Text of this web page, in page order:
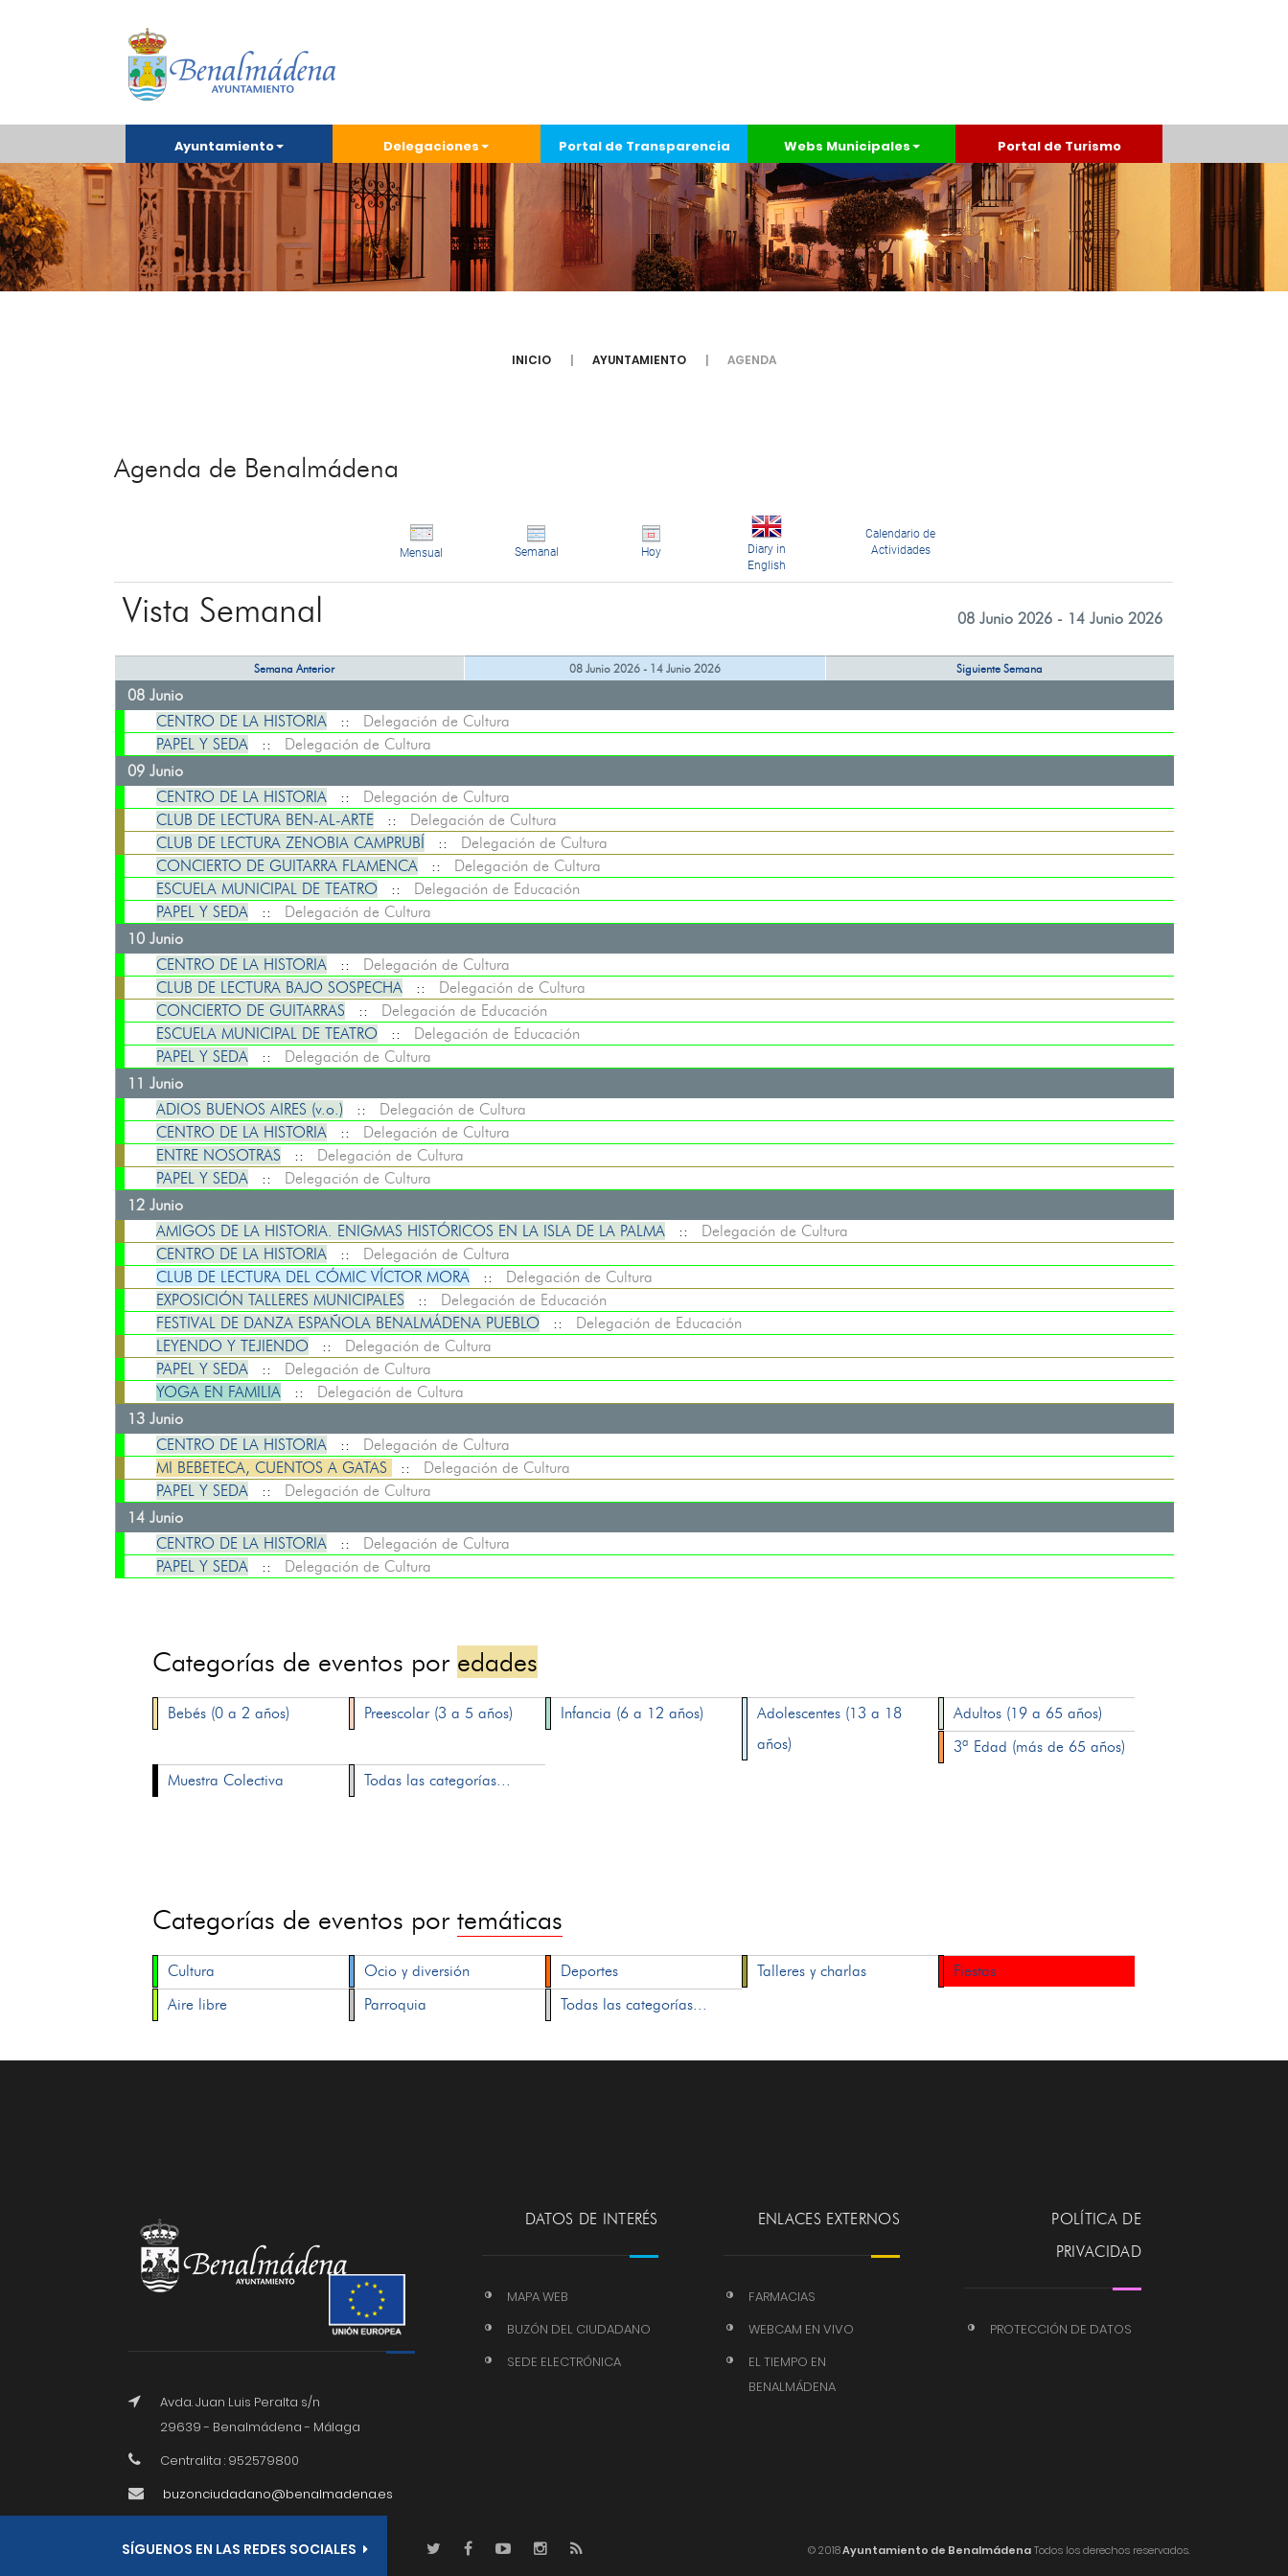
Ayuntamiento Delegaciones Portal de Transparencia Webs Municipales Portal de Turismo
INICIO AYUNTAMIENTO AGENDA
Agenda de Benalmádena
Mensual Semanal Hoy
Diary in
English
Calendario de
Actividades
Vista Semanal 08 Junio 2026 - 14 Junio 2026
Semana Anterior 08 Junio 2026 - 14 Junio 2026 Siguiente Semana
08 Junio
CENTRO DE LA HISTORIA:: Delegación de Cultura
PAPEL Y SEDA:: Delegación de Cultura
09 Junio
CENTRO DE LA HISTORIA:: Delegación de Cultura
CLUB DE LECTURA BEN-AL-ARTE :: Delegación de Cultura
CLUB DE LECTURA ZENOBIA CAMPRUBÍ :: Delegación de Cultura
CONCIERTO DE GUITARRA FLAMENCA:: Delegación de Cultura
ESCUELA MUNICIPAL DE TEATRO :: Delegación de Educación
PAPEL Y SEDA:: Delegación de Cultura
10 Junio
CENTRO DE LA HISTORIA:: Delegación de Cultura
CLUB DE LECTURA BAJO SOSPECHA:: Delegación de Cultura
CONCIERTO DE GUITARRAS :: Delegación de Educación
ESCUELA MUNICIPAL DE TEATRO :: Delegación de Educación
PAPEL Y SEDA:: Delegación de Cultura
11 Junio
ADIOS BUENOS AIRES (v.o.) :: Delegación de Cultura
CENTRO DE LA HISTORIA:: Delegación de Cultura
ENTRE NOSOTRAS :: Delegación de Cultura
PAPEL Y SEDA:: Delegación de Cultura
12 Junio
AMIGOS DE LA HISTORIA. ENIGMAS HISTÓRICOS EN LA ISLA DE LA PALMA:: Delegación de Cultura
CENTRO DE LA HISTORIA:: Delegación de Cultura
CLUB DE LECTURA DEL CÓMIC VÍCTOR MORA:: Delegación de Cultura
EXPOSICIÓN TALLERES MUNICIPALES :: Delegación de Educación
FESTIVAL DE DANZA ESPAÑOLA BENALMÁDENA PUEBLO :: Delegación de Educación
LEYENDO Y TEJIENDO :: Delegación de Cultura
PAPEL Y SEDA:: Delegación de Cultura
YOGA EN FAMILIA:: Delegación de Cultura
13 Junio
CENTRO DE LA HISTORIA:: Delegación de Cultura
MI BEBETECA, CUENTOS A GATAS
:: Delegación de Cultura
PAPEL Y SEDA:: Delegación de Cultura
14 Junio
CENTRO DE LA HISTORIA:: Delegación de Cultura
PAPEL Y SEDA:: Delegación de Cultura
Categorías de eventos por edades
Bebés (0 a 2 años) Preescolar (3 a 5 años) Infancia (6 a 12 años)
Adolescentes (13 a 18
años)
Adultos (19 a 65 años)
3ª Edad (más de 65 años)
Muestra Colectiva
Todas las categorías...
Categorías de eventos portemáticas
Cultura Ocio y diversión Deportes Talleres y charlas
Fiestas
Aire libre
Parroquia Todas las categorías...
Avda. Juan Luis Peralta s/n
29639 - Benalmádena - Málaga
Centralita : 952579800
buzonciudadano@benalmadena.es
DATOS DE INTERÉS
MAPA WEB
BUZÓN DEL CIUDADANO
SEDE ELECTRÓNICA
ENLACES EXTERNOS
FARMACIAS
WEBCAM EN VIVO
EL TIEMPO EN
BENALMÁDENA
POLÍTICA DE
PRIVACIDAD
PROTECCIÓN DE DATOS
SÍGUENOS EN LAS REDES SOCIALES © 2018Ayuntamiento de BenalmádenaTodos los derechos reservados.